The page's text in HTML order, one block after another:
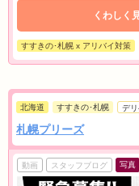
くわしく
すすきの･札幌 x アリバイ対策
北海道 すすきの･札幌 デ
札幌プリーズ
動画 スタッフブログ 写真